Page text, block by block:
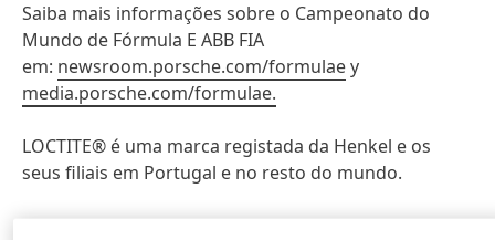
Saiba mais informações sobre o Campeonato do
Mundo de Fórmula E ABB FIA
em: newsroom.porsche.com/formulaey
media.porsche.com/formulae.
LOCTITE® é uma marca registada da Henkel e os
seus filiais em Portugal e no resto do mundo.